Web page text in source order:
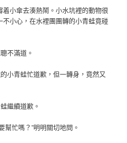
小傘去湊熱鬧。小水坑裡的動物很
小心，在水裡團團轉的小青蛙竟碰
不滿道。
小青蛙忙道歉，但一轉身，竟然又
繼續道歉。
幫忙嗎？”明明關切地問。